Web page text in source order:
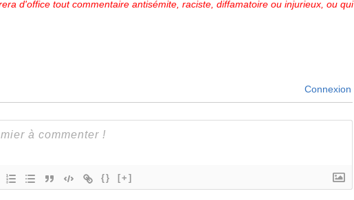
d'office tout commentaire antisémite, raciste, diffamatoire ou injurieux, ou qui
Connexion
{} [+]